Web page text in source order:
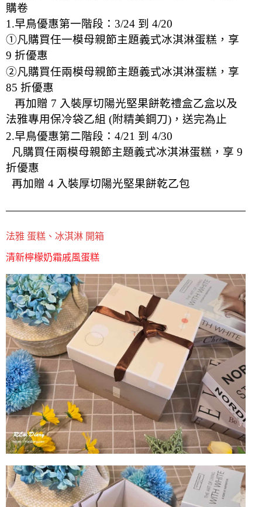
購卷
1.早鳥優惠第一階段：3/24 到 4/20
①凡購買任一模母親節主題義式冰淇淋蛋糕，享
9 折優惠
②凡購買任兩模母親節主題義式冰淇淋蛋糕，享
85 折優惠
再加贈 7 入裝厚切陽光堅果餅乾禮盒乙盒以及
法雅專用保冷袋乙組 (附精美鋼刀)，送完為止
2.早鳥優惠第二階段：4/21 到 4/30
凡購買任兩模母親節主題義式冰淇淋蛋糕，享 9
折優惠
再加贈 4 入裝厚切陽光堅果餅乾乙包
法雅 蛋糕、冰淇淋 開箱
清新檸檬奶霜戚風蛋糕